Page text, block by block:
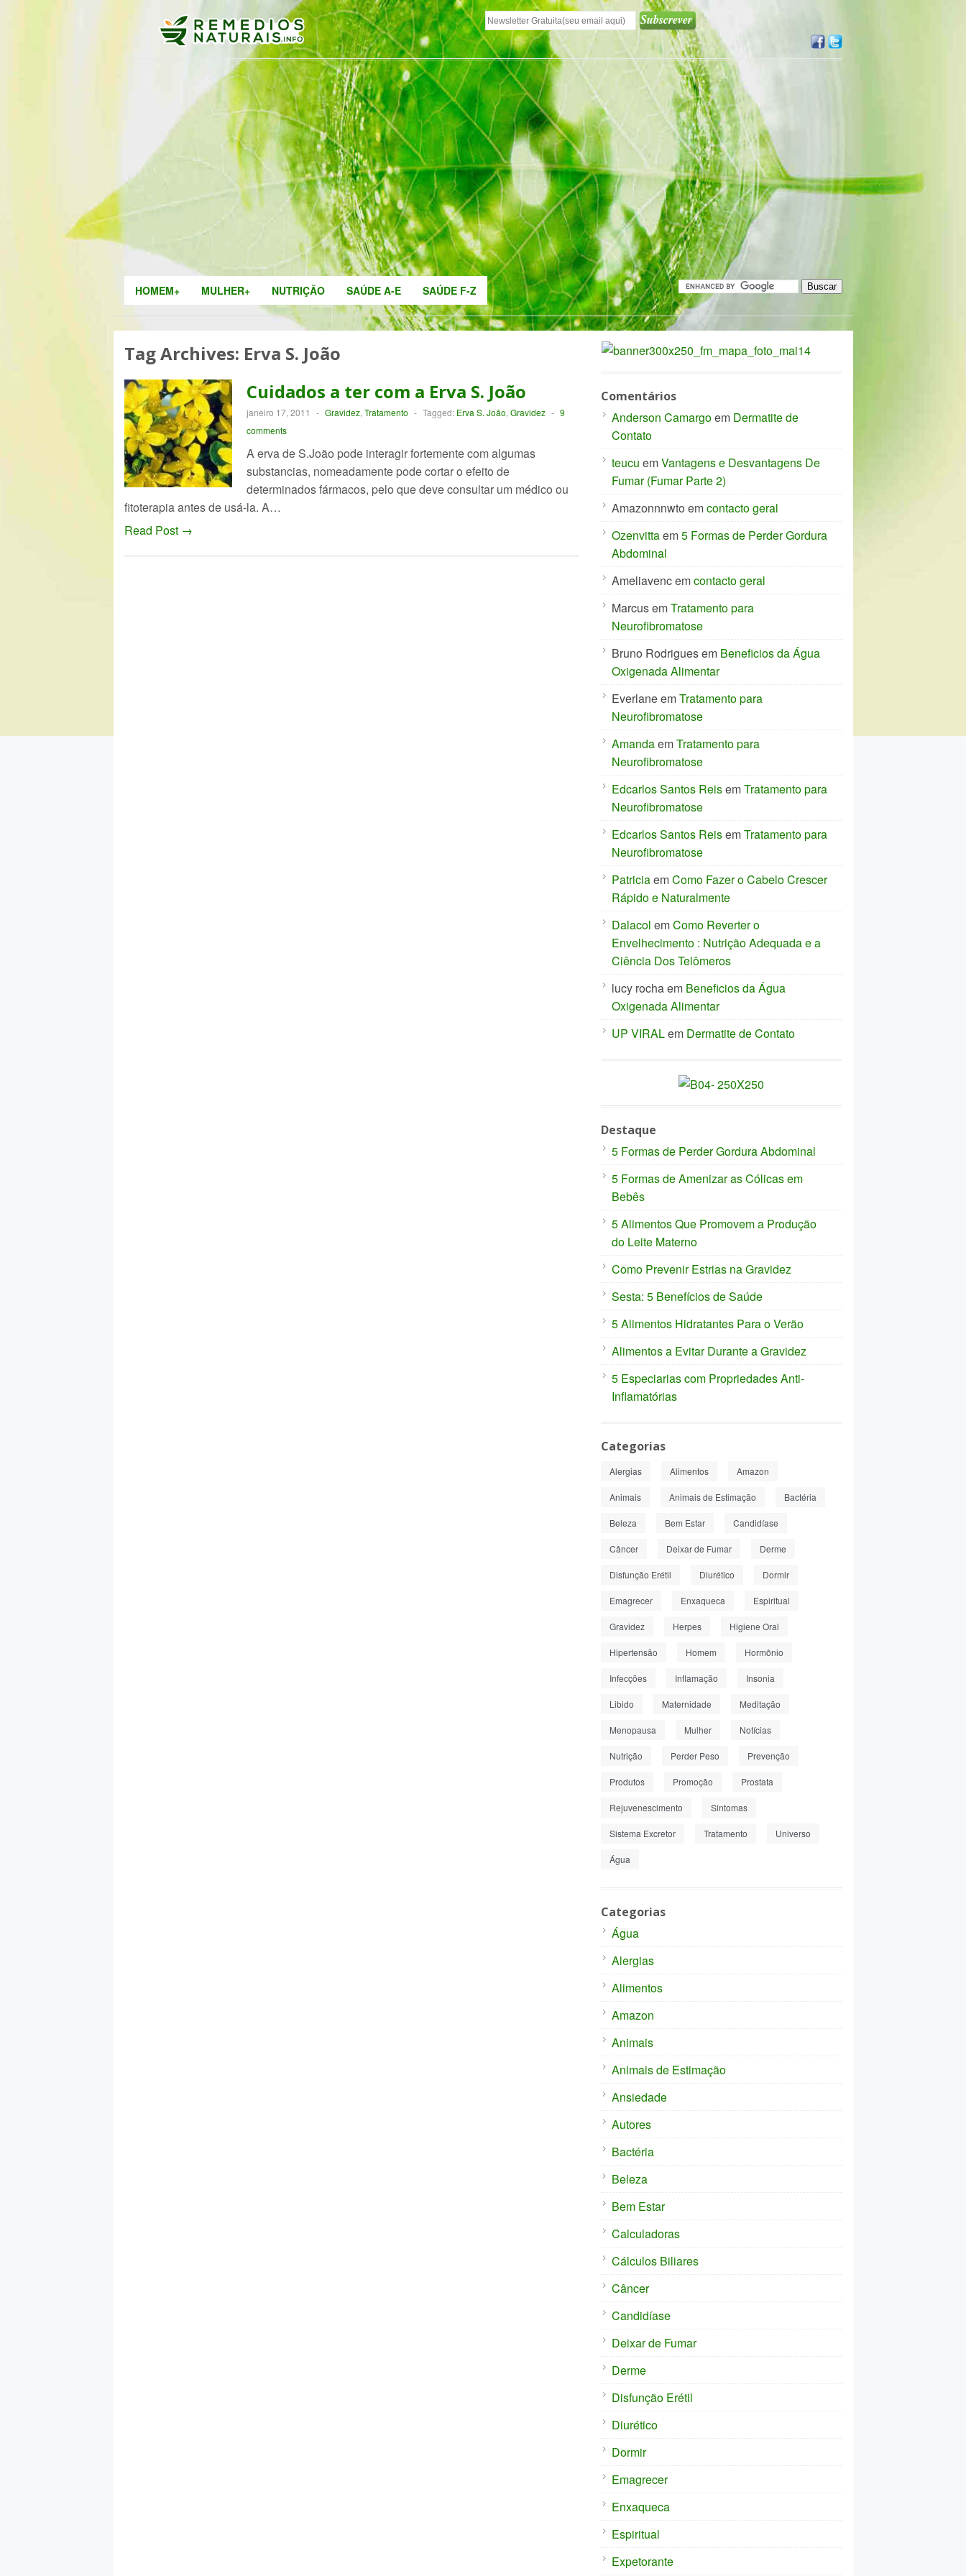
HOMEM+ MULHER+ NUTRIÇÃO SAÚDE A-E SAÚDE F-Z
Tag Archives: Erva S. João
Cuidados a ter com a Erva S. João
janeiro 17, 2011 - Gravidez, Tratamento - Tagged: Erva S. João, Gravidez - 9
comments
A erva de S.João pode interagir fortemente com algumas
substancias, nomeadamente pode cortar o efeito de
determinados fármacos, pelo que deve consultar um médico ou
fitoterapia antes de usá-la. A…
Read Post →
Comentários
Anderson Camargoem Dermatite de
Contato
teucu emVantagens e Desvantagens De
Fumar (Fumar Parte 2)
Amazonnnwto emcontacto geral
Ozenvittaem5 Formas de Perder Gordura
Abdominal
Ameliavencemcontacto geral
MarcusemTratamento para
Neurofibromatose
Bruno Rodriguesem Beneficios da Água
Oxigenada Alimentar
EverlaneemTratamento para
Neurofibromatose
AmandaemTratamento para
Neurofibromatose
Edcarlos Santos ReisemTratamento para
Neurofibromatose
Edcarlos Santos ReisemTratamento para
Neurofibromatose
PatriciaemComo Fazer o Cabelo Crescer
Rápido e Naturalmente
Dalacol emComo Reverter o
Envelhecimento : Nutrição Adequada e a
Ciência Dos Telômeros
lucy rochaem Beneficios da Água
Oxigenada Alimentar
UP VIRALem Dermatite de Contato
Destaque
5 Formas de Perder Gordura Abdominal
5 Formas de Amenizar as Cólicas em
Bebês
5 Alimentos Que Promovem a Produção
do Leite Materno
Como Prevenir Estrias na Gravidez
Sesta: 5 Benefícios de Saúde
5 Alimentos Hidratantes Para o Verão
Alimentos a Evitar Durante a Gravidez
5 Especiarias com Propriedades Anti-
Inflamatórias
Categorias
Alergias Alimentos Amazon
Animais Animais de Estimação Bactéria
Beleza Bem Estar Candidíase
Câncer Deixar de Fumar Derme
Disfunção Erétil Diurético Dormir
Emagrecer Enxaqueca Espiritual
Gravidez Herpes Higiene Oral
Hipertensão Homem Hormônio
Infecções Inflamação Insonia
Libido Maternidade Meditação
Menopausa Mulher Notícias
Nutrição Perder Peso Prevenção
Produtos Promoção Prostata
Rejuvenescimento Sintomas
Sistema Excretor Tratamento Universo
Água
Categorias
Água
Alergias
Alimentos
Amazon
Animais
Animais de Estimação
Ansiedade
Autores
Bactéria
Beleza
Bem Estar
Calculadoras
Cálculos Biliares
Câncer
Candidíase
Deixar de Fumar
Derme
Disfunção Erétil
Diurético
Dormir
Emagrecer
Enxaqueca
Espiritual
Expetorante